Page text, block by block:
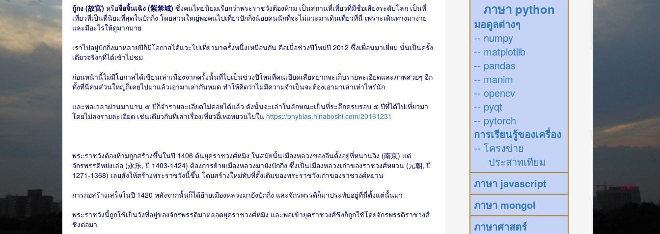
กู้กง (故宫) หรือจื่อจิ้นเฉิง (紫禁城) ซึ่งคนไทยนิยมเรียกว่าพระราชวังต้องห้าม เป็นสถานที่เที่ยวที่มีชื่อเสียงระดับโลก เป็นที่
เที่ยวที่เป็นที่นิยมที่สุดในปักกิ่ง โดยส่วนใหญ่พอคนไปเที่ยวปักกิ่งน้อยคนนักที่จะไม่แวะมาเดินเที่ยวที่นี่ เพราะเดินทางมาง่าย
และมีอะไรให้ดูมากมาย
เราไปอยู่ปักกิ่งมาหลายปีก็มีโอกาสได้แวะไปเที่ยวมาครั้งหนึ่งเหมือนกัน คือเมื่อช่วงปีใหม่ปี 2012 ซึ่งเพื่อนมาเยี่ยม นั่นเป็นครั้ง
เดียวจริงๆที่ได้เข้าไปชม
ก่อนหน้านี้ไม่มีโอกาสได้เขียนเล่าเนื่องจากครั้งนั้นที่ไปเป็นช่วงปีใหม่ที่คนเบียดเสียดยากจะเก็บรายละเอียดและภาพสวยๆ อีก
ทั้งที่นี่คนส่วนใหญ่ก็เคยไปมาแล้วเอามาเล่ากันหมด ทำให้คิดว่าไม่มีความจำเป็นจะต้องเอามาเล่าเท่าไหร่นัก
และพอเวลาผ่านมานาน ๕ ปีก็จำรายละเอียดไม่ค่อยได้แล้ว ดังนั้นจะเล่าในลักษณะเป็นที่ระลึกครบรอบ ๕ ปีที่ได้ไปเที่ยวมา
โดยไม่ลงรายละเอียด เช่นเดียวกับที่เล่าเรื่องเที่ยวอี๋เหอหยวนไปใน https://phyblas.hinaboshi.com/20161231
พระราชวังต้องห้ามถูกสร้างขึ้นในปี 1406 ต้นยุคราชวงศ์หมิง ในสมัยนั้นเมืองหลวงของจีนตั้งอยู่ที่หนานจิง (南京) แต่
จักรพรรดิหย่งเล่อ (永乐, ปี 1403-1424) ต้องการย้ายเมืองหลวงมายังปักกิ่ง ซึ่งเป็นเมืองหลวงเก่าของราชวงศ์หยวน (元朝, ปี
1271-1368) เลยสั่งให้สร้างพระราชวังนี้ขึ้น โดยสร้างใหม่ทับที่ตั้งเดิมของพระราชวังเก่าของราชวงศ์หยวน
การก่อสร้างเสร็จในปี 1420 หลังจากนั้นก็ได้ย้ายเมืองหลวงมายังปักกิ่ง และจักรพรรดิก็มาประทับอยู่ที่นี่ตั้งแต่นั้นมา
พระราชวังนี้ถูกใช้เป็นวังที่อยู่ของจักรพรรดิมาตลอดยุคราชวงศ์หมิง และพอเข้ายุคราชวงศ์ชิงก็ถูกใช้โดยจักรพรรดิราชวงศ์
ชิงต่อมา
ภาษา python
มอดูลต่างๆ
-- numpy
-- matplotlib
-- pandas
-- manim
-- opencv
-- pyqt
-- pytorch
การเรียนรู้ของเครื่อง
-- โครงข่าย
ประสาทเทียม
ภาษา javascript
ภาษา mongol
ภาษาศาสตร์